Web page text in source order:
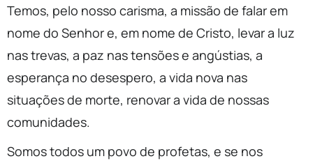
Temos, pelo nosso carisma, a missão de falar em
nome do Senhor e, em nome de Cristo, levar a luz
nas trevas, a paz nas tensões e angústias, a
esperança no desespero, a vida nova nas
situações de morte, renovar a vida de nossas
comunidades.
Somos todos um povo de profetas, e se nos